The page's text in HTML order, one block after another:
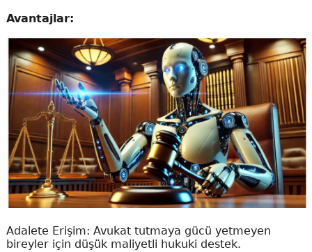
Avantajlar:
Adalete Erişim: Avukat tutmaya gücü yetmeyen
bireyler için düşük maliyetli hukuki destek.